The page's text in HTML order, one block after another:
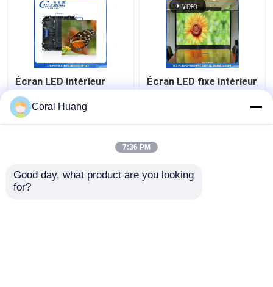
Écran LED intérieur
avec 3840Hz taux de
rafraîchissement élevé
et poids léger
Contact
Écran LED fixe intérieur
Pixel Pith P1.5MM IP42
Contact
Coral Huang
7:36 PM
Good day, what product are you looking
for?